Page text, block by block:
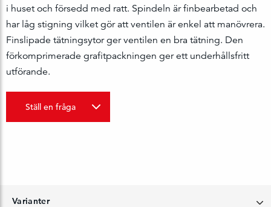
i huset och försedd med ratt. Spindeln är finbearbetad och
har låg stigning vilket gör att ventilen är enkel att manövrera.
Finslipade tätningsytor ger ventilen en bra tätning. Den
förkomprimerade grafitpackningen ger ett underhållsfritt
utförande.
Ställ en fråga
Varianter